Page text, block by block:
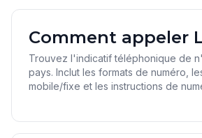
Comment appeler
Trouvez l'indicatif téléphonique de
pays. Inclut les formats de numéro,
mobile/fixe et les instructions de